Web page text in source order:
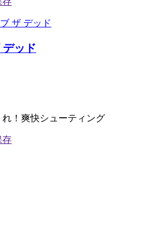
デッド
！爽快シューティング